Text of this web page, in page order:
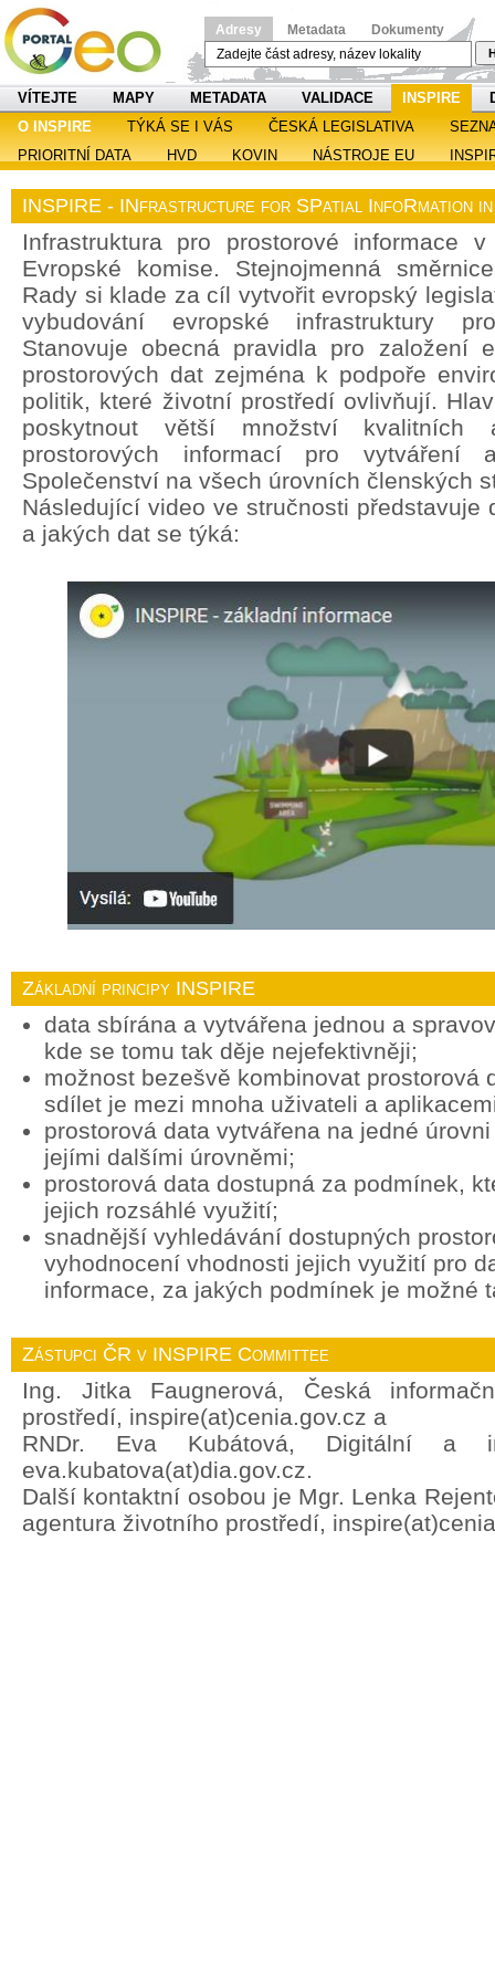
Adresy Metadata Dokumenty
VÍTEJTE MAPY METADATA VALIDACE INSPIRE
O INSPIRE
TÝKÁ SE I VÁS ČESKÁ LEGISLATIVA
PRIORITNÍ DATA
HVD KOVIN NÁSTROJE EU
INSPIRE - INfrastructure for SPatial InfoRmation
Infrastruktura pro prostorové informace
Evropské komise. Stejnojmenná
Rady si klade za cíl vytvořit evropský
vybudování evropské infrastruktury
Stanovuje obecná pravidla pro založení
prostorových dat zejména k podpoře
politik, které životní prostředí ovlivňují.
poskytnout větší množství kvalitních
prostorových informací pro vytváření
Společenství na všech úrovních členských
Následující video ve stručnosti představuje
a jakých dat se týká:
Základní principy INSPIRE
data sbírána a vytvářena jednou a
kde se tomu tak děje nejefektivněji;
možnost bezešvě kombinovat prostorová
sdílet je mezi mnoha uživateli a
prostorová data vytvářena na jedné
jejími dalšími úrovněmi;
prostorová data dostupná za podmínek,
jejich rozsáhlé využití;
snadnější vyhledávání dostupných
vyhodnocení vhodnosti jejich využití pro
informace, za jakých podmínek je možné
Zástupci ČR v INSPIRE Committee
Ing. Jitka Faugnerová, Česká
prostředí, inspire(at)cenia.gov.cz a
RNDr. Eva Kubátová, Digitální a
eva.kubatova(at)dia.gov.cz.
Další kontaktní osobou je Mgr. Lenka
agentura životního prostředí,